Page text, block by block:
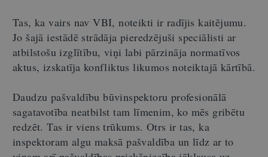
Tas, ka vairs nav VBI, noteikti ir radījis kaitējumu.
Jo šajā iestādē strādāja pieredzējuši speciālisti ar
atbilstošu izglītību, viņi labi pārzināja normatīvos
aktus, izskatīja konfliktus likumos noteiktajā kārtībā.
Daudzu pašvaldību būvinspektoru profesionālā
sagatavotība neatbilst tam līmenim, ko mēs gribētu
redzēt. Tas ir viens trūkums. Otrs ir tas, ka
inspektoram algu maksā pašvaldība un līdz ar to